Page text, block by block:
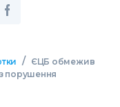
/
ЄЦБ обмежив
порушення